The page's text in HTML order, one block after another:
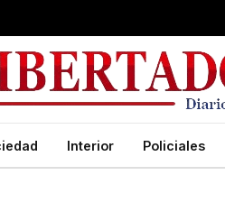
Interior Policiales